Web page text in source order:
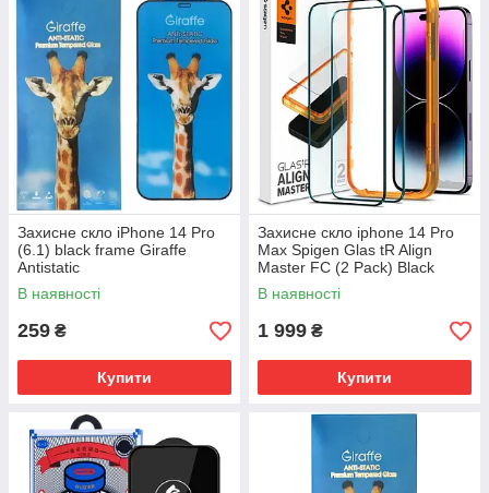
Захисне скло iPhone 14 Pro
(6.1) black frame Giraffe
Antistatic
В наявності
259 ₴
Купити
Захисне скло iphone 14 Pro
Max Spigen Glas tR Align
Master FC (2 Pack) Black
В наявності
1 999 ₴
Купити